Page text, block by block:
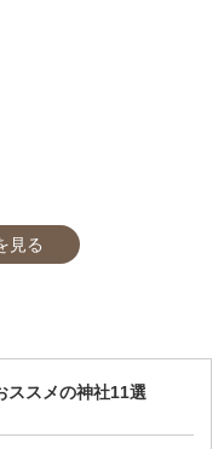
見る
ススメの神社11選